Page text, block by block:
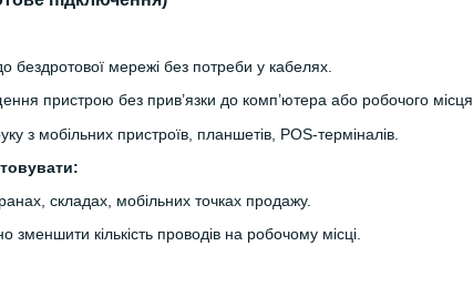
бездротової мережі без потреби у кабелях.
пристрою без прив’язки до комп’ютера або робочого місця.
з мобільних пристроїв, планшетів, POS-терміналів.
складах, мобільних точках продажу.
зменшити кількість проводів на робочому місці.